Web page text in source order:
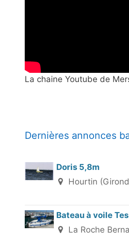
La chaine Youtube de
Dernières annonces
Doris 5,8m
Hourtin
Bateau à voile
La Roche